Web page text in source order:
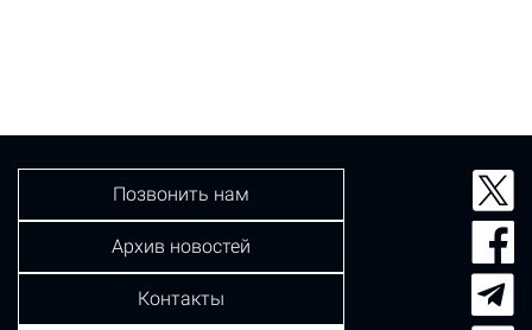
Позвонить нам
Архив новостей
Контакты